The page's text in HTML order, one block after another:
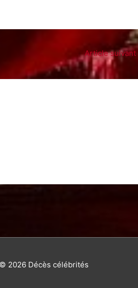
Article suivant
2026 Décès célébrités